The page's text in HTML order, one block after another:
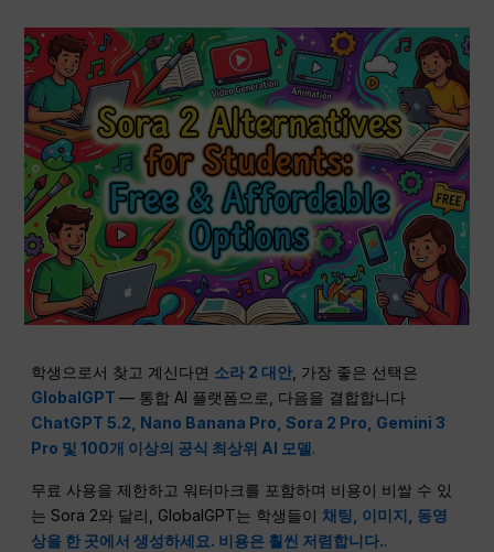
학생으로서 찾고 계신다면 소라 2 대안 , 가장 좋은 선택은
GlobalGPT— 통합 AI 플랫폼으로, 다음을 결합합니다
ChatGPT 5.2, Nano Banana Pro, Sora 2 Pro, Gemini 3
Pro 및 100개 이상의 공식 최상위 AI 모델.
무료 사용을 제한하고 워터마크를 포함하며 비용이 비쌀 수 있
는 Sora 2와 달리, GlobalGPT는 학생들이 채팅, 이미지, 동영
상을 한 곳에서 생성하세요. 비용은 훨씬 저렴합니다..